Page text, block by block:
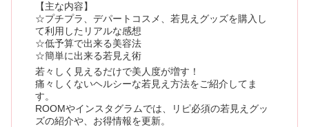
【主な内容】
☆プチプラ、デパートコスメ、若見えグッズを購入し
て利用したリアルな感想
☆低予算で出来る美容法
☆簡単に出来る若見え術
若々しく見えるだけで美人度が増す！
痛々しくないヘルシーな若見え方法をご紹介してま
す。
ROOMやインスタグラムでは、リピ必須の若見えグッ
ズの紹介や、お得情報を更新。